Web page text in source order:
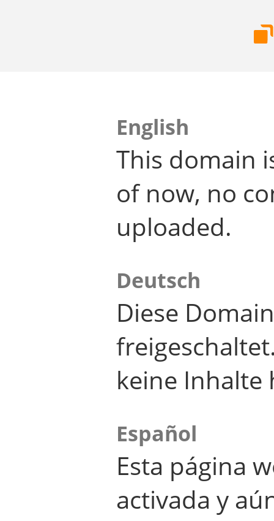
English
This domain
of now, no
uploaded.
Deutsch
Diese
keine Inhalte
Español
Esta página
activada y